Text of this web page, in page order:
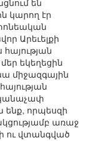
են
կարող էր
Արեւելքի
եկեղեցին
միջազգային
որպեսզի
առաջ
ու վտանգված